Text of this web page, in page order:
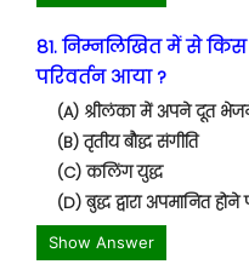
81. निम्नलिखित में से
परिवर्तन आया ?
(A) श्रीलंका में अपने दूत
(B) तृतीय बौद्ध संगीति
(C) कलिंग युद्ध
(D) बुद्ध द्वारा अपमानित होने
Show Answer